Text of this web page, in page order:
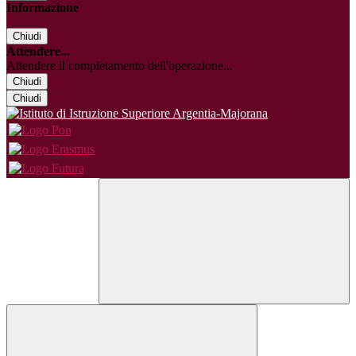
Informazione
Chiudi
Attendere...
Attendere il completamento dell'operazione...
Chiudi
Chiudi